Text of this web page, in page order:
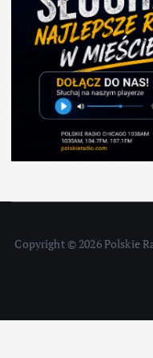
Copyright © 2026 Polskie